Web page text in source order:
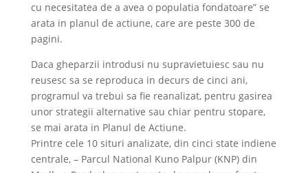
cu necesitatea de a avea o populatia fondatoare” se
arata in planul de actiune, care are peste 300 de
pagini.
Daca gheparzii introdusi nu supravietuiesc sau nu
reusesc sa se reproduca in decurs de cinci ani,
programul va trebui sa fie reanalizat, pentru gasirea
unor strategii alternative sau chiar pentru stopare,
se mai arata in Planul de Actiune.
Printre cele 10 situri analizate, din cinci state indiene
centrale, – Parcul National Kuno Palpur (KNP) din